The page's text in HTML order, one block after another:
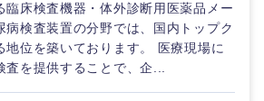
臨床検査機器・体外診断用医薬品メー
病検査装置の分野では、国内トップク
地位を築いております。 医療現場に
を提供することで、企...